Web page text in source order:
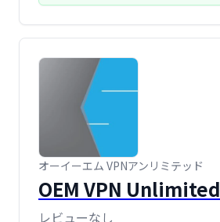
オーイーエム VPNアンリミテッド
OEM VPN Unlimited
レビューなし